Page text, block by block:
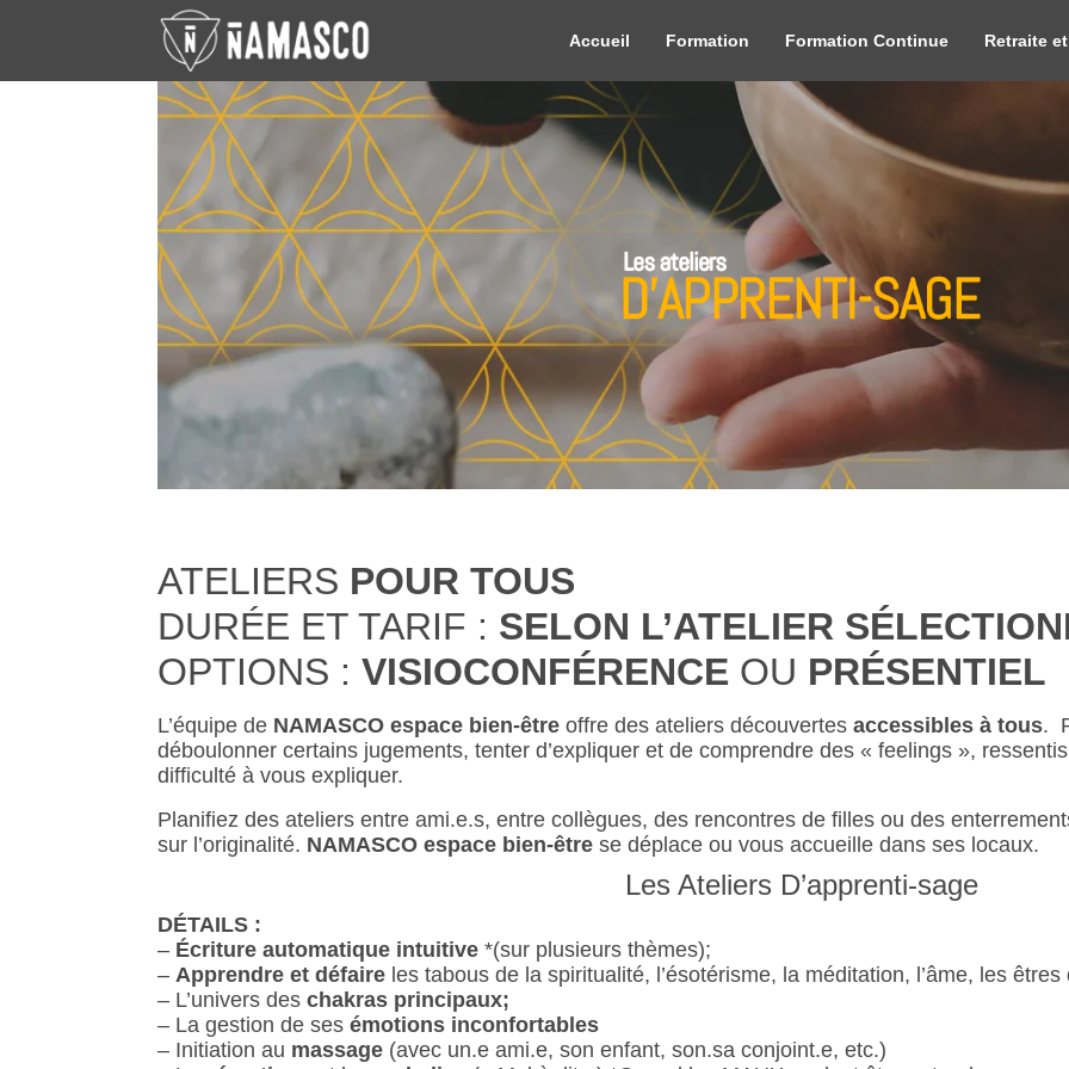
Accueil Formation Formation Continue Retraite
ATELIERS POUR TOUS
DURÉE ET TARIF : SELON L’ATELIER
OPTIONS : VISIOCONFÉRENCE OU PRÉSENTIEL
L’équipe de NAMASCO espace bien-être offre des ateliers découvertes accessibles à tous.
déboulonner certains jugements, tenter d’expliquer et de comprendre des « feelings »,
difficulté à vous expliquer.
Planifiez des ateliers entre ami.e.s, entre collègues, des rencontres de filles ou des
sur l’originalité. NAMASCO espace bien-être se déplace ou vous accueille dans ses locaux.
Les Ateliers D’apprenti-sage
DÉTAILS :
– Écriture automatique intuitive *(sur plusieurs thèmes);
– Apprendre et défaire les tabous de la spiritualité, l’ésotérisme, la méditation, l’âme, les
– L’univers des chakras principaux;
– La gestion de ses émotions inconfortables
– Initiation au massage (avec un.e ami.e, son enfant, son.sa conjoint.e, etc.)